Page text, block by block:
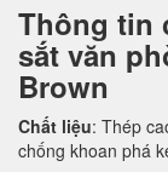
Thông tin
sắt văn
Brown
Chất liệu: Thép
chống khoan phá